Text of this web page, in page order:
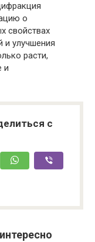
о
свойствах
и улучшения
расти,
и
с